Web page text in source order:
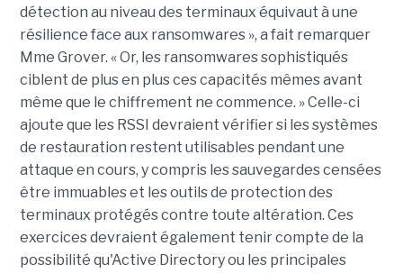
détection au niveau des terminaux équivaut à une
résilience face aux ransomwares », a fait remarquer
Mme Grover. « Or, les ransomwares sophistiqués
ciblent de plus en plus ces capacités mêmes avant
même que le chiffrement ne commence. » Celle-ci
ajoute que les RSSI devraient vérifier si les systèmes
de restauration restent utilisables pendant une
attaque en cours, y compris les sauvegardes censées
être immuables et les outils de protection des
terminaux protégés contre toute altération. Ces
exercices devraient également tenir compte de la
possibilité qu'Active Directory ou les principales